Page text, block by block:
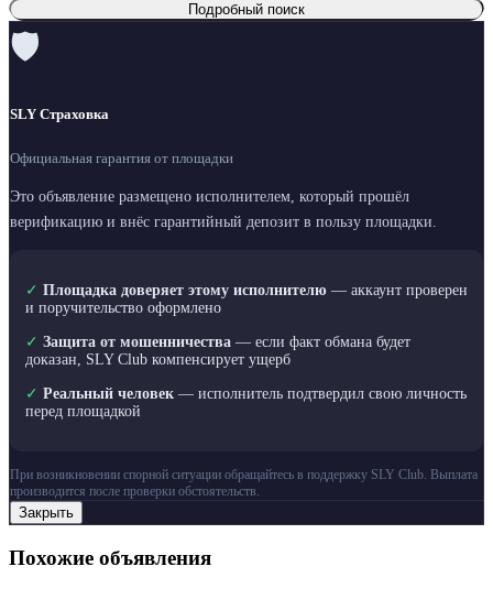
Подробный поиск
🛡
SLY Страховка
Официальная гарантия от площадки
Это объявление размещено исполнителем, который прошёл
верификацию и внёс гарантийный депозит в пользу площадки.
✓ Площадка доверяет этому исполнителю — аккаунт проверен
и поручительство оформлено
✓ Защита от мошенничества — если факт обмана будет
доказан, SLY Club компенсирует ущерб
✓ Реальный человек — исполнитель подтвердил свою личность
перед площадкой
При возникновении спорной ситуации обращайтесь в поддержку SLY Club. Выплата
производится после проверки обстоятельств.
Закрыть
Похожие объявления